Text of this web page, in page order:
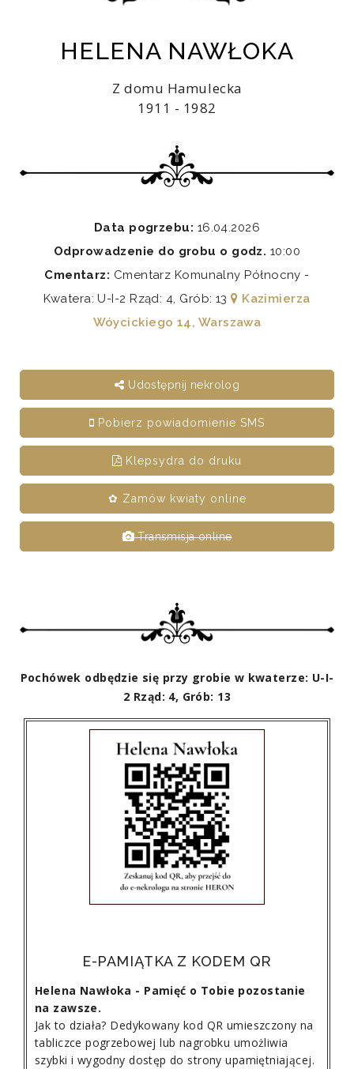
HELENA NAWŁOKA
Z domu Hamulecka
1911 - 1982
Data pogrzebu: 16.04.2026
Odprowadzenie do grobu o godz. 10:00
Cmentarz: Cmentarz Komunalny Północny -
Kwatera: U-I-2 Rząd: 4, Grób: 13
Kazimierza
Wóycickiego 14, Warszawa
Udostępnij nekrolog
Pobierz powiadomienie SMS
Klepsydra do druku
✿ Zamów kwiaty online
Transmisja online
Pochówek odbędzie się przy grobie w kwaterze: U-I-
2 Rząd: 4, Grób: 13
E-PAMIĄTKA Z KODEM QR
Helena Nawłoka - Pamięć o Tobie pozostanie
na zawsze.
Jak to działa? Dedykowany kod QR umieszczony na
tabliczce pogrzebowej lub nagrobku umożliwia
szybki i wygodny dostęp do strony upamiętniającej.